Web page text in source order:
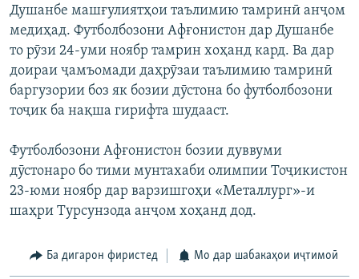
Душанбе машғулиятҳои таълимию тамринӣ анҷом
медиҳад. Футболбозони Афғонистон дар Душанбе
то рӯзи 24-уми ноябр тамрин хоҳанд кард. Ва дар
доираи ҷамъомади даҳрӯзаи таълимию тамринӣ
баргузории боз як бозии дӯстона бо футболбозони
тоҷик ба нақша гирифта шудааст.
Футболбозони Афғонистон бозии дуввуми
дӯстонаро бо тими мунтахаби олимпии Тоҷикистон
23-юми ноябр дар варзишгоҳи «Металлург»-и
шаҳри Турсунзода анҷом хоҳанд дод.
Ба дигарон фиристед Мо дар шабакаҳои иҷтимоӣ